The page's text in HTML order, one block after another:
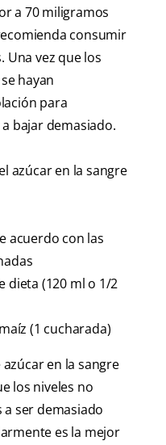
a 70 miligramos
consumir
vez que los
hayan
para
bajar demasiado.
azúcar en la sangre
acuerdo con las
dieta (120 ml o 1/2
(1 cucharada)
en la sangre
los niveles no
ser demasiado
es la mejor